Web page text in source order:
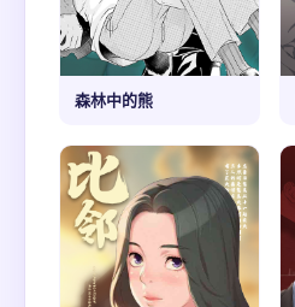
森林中的熊